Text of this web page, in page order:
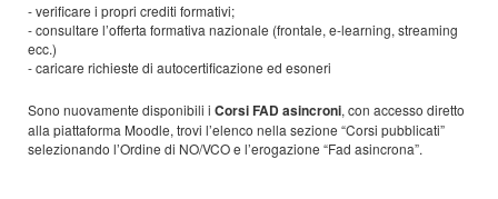
- verificare i propri crediti formativi;
- consultare l’offerta formativa nazionale (frontale, e-learning, streaming
ecc.)
- caricare richieste di autocertificazione ed esoneri
Sono nuovamente disponibili i Corsi FAD asincroni, con accesso diretto
alla piattaforma Moodle, trovi l’elenco nella sezione “Corsi pubblicati”
selezionando l’Ordine di NO/VCO e l’erogazione “Fad asincrona”.